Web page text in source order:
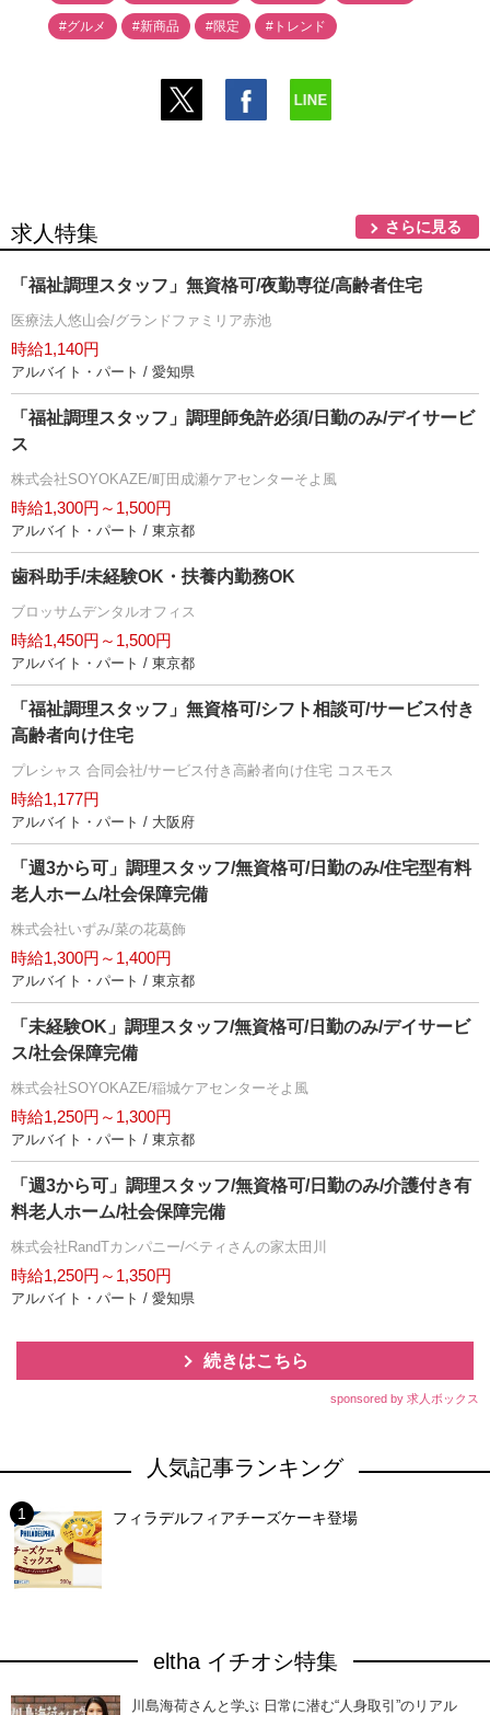
#グルメ #新商品 #限定 #トレンド
求人特集 さらに見る
「福祉調理スタッフ」無資格可/夜勤専従/高齢者住宅
医療法人悠山会/グランドファミリア赤池
時給1,140円
アルバイト・パート / 愛知県
「福祉調理スタッフ」調理師免許必須/日勤のみ/デイサービ
ス
株式会社SOYOKAZE/町田成瀬ケアセンターそよ風
時給1,300円～1,500円
アルバイト・パート / 東京都
歯科助手/未経験OK・扶養内勤務OK
ブロッサムデンタルオフィス
時給1,450円～1,500円
アルバイト・パート / 東京都
「福祉調理スタッフ」無資格可/シフト相談可/サービス付き
高齢者向け住宅
プレシャス 合同会社/サービス付き高齢者向け住宅 コスモス
時給1,177円
アルバイト・パート / 大阪府
「週3から可」調理スタッフ/無資格可/日勤のみ/住宅型有料
老人ホーム/社会保障完備
株式会社いずみ/菜の花葛飾
時給1,300円～1,400円
アルバイト・パート / 東京都
「未経験OK」調理スタッフ/無資格可/日勤のみ/デイサービ
ス/社会保障完備
株式会社SOYOKAZE/稲城ケアセンターそよ風
時給1,250円～1,300円
アルバイト・パート / 東京都
「週3から可」調理スタッフ/無資格可/日勤のみ/介護付き有
料老人ホーム/社会保障完備
株式会社RandTカンパニー/ベティさんの家太田川
時給1,250円～1,350円
アルバイト・パート / 愛知県
続きはこちら
sponsored by 求人ボックス
人気記事ランキング
フィラデルフィアチーズケーキ登場
eltha イチオシ特集
川島海荷さんと学ぶ 日常に潜む“人身取引”のリアル